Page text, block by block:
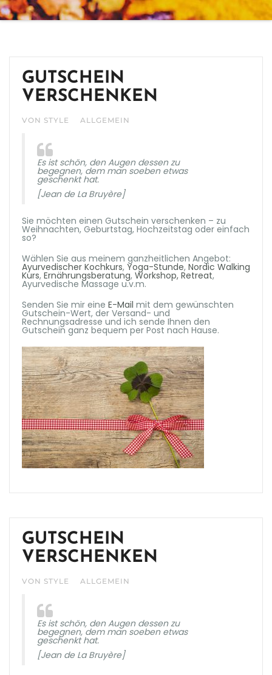
GUTSCHEIN
VERSCHENKEN
VON STYLE ALLGEMEIN
Es ist schön, den Augen dessen zu
begegnen, dem man soeben etwas
geschenkt hat.
[Jean de La Bruyère]
Sie möchten einen Gutschein verschenken – zu
Weihnachten, Geburtstag, Hochzeitstag oder einfach
so?
Wählen Sie aus meinem ganzheitlichen Angebot:
Ayurvedischer Kochkurs, Yoga-Stunde, Nordic Walking
Kurs, Ernährungsberatung, Workshop, Retreat,
Ayurvedische Massage u.v.m.
Senden Sie mir eine E-Mail mit dem gewünschten
Gutschein-Wert, der Versand- und
Rechnungsadresse und ich sende Ihnen den
Gutschein ganz bequem per Post nach Hause.
GUTSCHEIN
VERSCHENKEN
VON STYLE ALLGEMEIN
Es ist schön, den Augen dessen zu
begegnen, dem man soeben etwas
geschenkt hat.
[Jean de La Bruyère]